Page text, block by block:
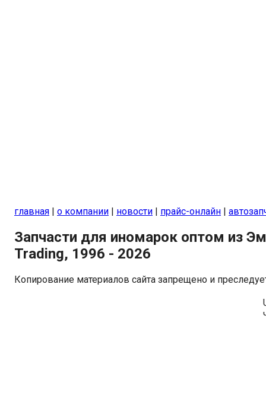
главная | о компании | новости | прайс-онлайн |
Запчасти для иномарок оптом из
Trading, 1996 - 2026
Копирование материалов сайта запрещено и